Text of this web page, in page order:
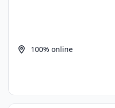
100% online